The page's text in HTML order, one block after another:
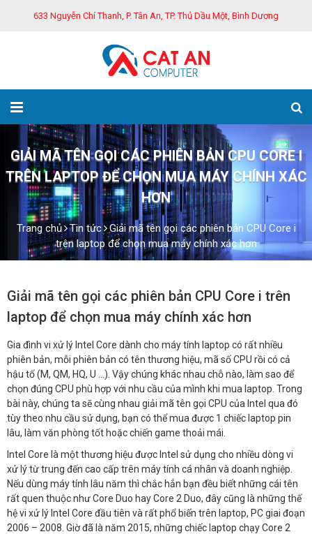
633 Nguyễn Chí Thanh, P. Tân An, TP. Thủ Dầu Một, Bình Dương
GIẢI MÃ TÊN GỌI CÁC PHIÊN BẢN CPU CORE I
TRÊN LAPTOP ĐỂ CHỌN MUA MÁY CHÍNH XÁC
HƠN
Trang chủ Tin tức
Giải mã tên gọi các phiên bản CPU Core i
trên laptop để chọn mua máy chính xác hơn
Giải mã tên gọi các phiên bản CPU Core i trên
laptop để chọn mua máy chính xác hơn
Gia đình vi xử lý Intel Core dành cho máy tính laptop có rất nhiều
phiên bản, mỗi phiên bản có tên thương hiệu, mã số CPU rồi có cả
hậu tố (M, QM, HQ, U …). Vậy chúng khác nhau chỗ nào, làm sao để
chọn đúng CPU phù hợp với nhu cầu của mình khi mua laptop. Trong
bài này, chúng ta sẽ cùng nhau giải mã tên gọi CPU của Intel qua đó
tùy theo nhu cầu sử dụng, bạn có thể mua được 1 chiếc laptop pin
lâu, làm văn phòng tốt hoặc chiến game thoải mái.
Intel Core là một thương hiệu được Intel sử dụng cho nhiều dòng vi
xử lý từ trung đến cao cấp trên máy tính cá nhân và doanh nghiệp.
Nếu dùng máy tính lâu năm thì chắc hẳn bạn đều biết những cái tên
rất quen thuộc như Core Duo hay Core 2 Duo, đây cũng là những thế
hệ vi xử lý Intel Core đầu tiên và rất phổ biến trên laptop, PC giai đoạn
2006 – 2008. Giờ đã là năm 2015, những chiếc laptop chạy Core 2